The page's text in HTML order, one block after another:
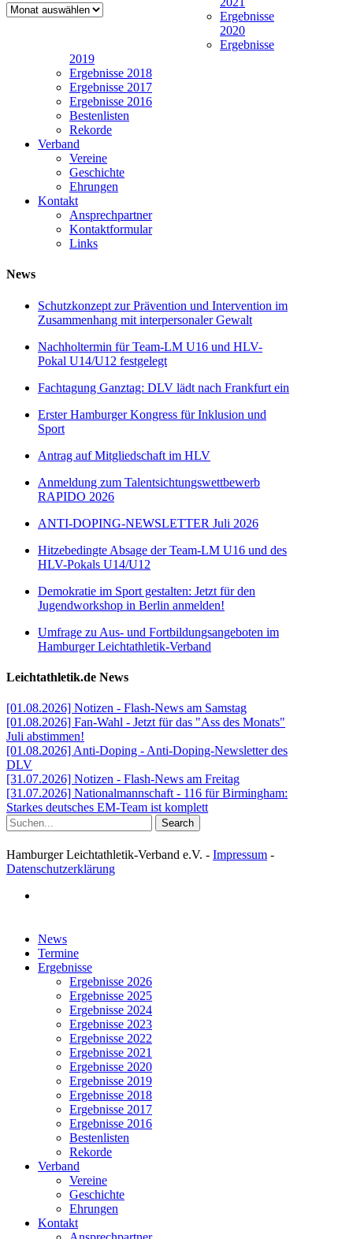
Newsarchiv
Ergebnisse
2020
Ergebnisse
2019
Ergebnisse 2018
Ergebnisse 2017
Ergebnisse 2016
Bestenlisten
Rekorde
Verband
Vereine
Geschichte
Ehrungen
Kontakt
Ansprechpartner
Kontaktformular
Links
News
Schutzkonzept zur Prävention und Intervention im
Zusammenhang mit interpersonaler Gewalt
Nachholtermin für Team-LM U16 und HLV-
Pokal U14/U12 festgelegt
Fachtagung Ganztag: DLV lädt nach Frankfurt ein
Erster Hamburger Kongress für Inklusion und
Sport
Antrag auf Mitgliedschaft im HLV
Anmeldung zum Talentsichtungswettbewerb
RAPIDO 2026
ANTI-DOPING-NEWSLETTER Juli 2026
Hitzebedingte Absage der Team-LM U16 und des
HLV-Pokals U14/U12
Demokratie im Sport gestalten: Jetzt für den
Jugendworkshop in Berlin anmelden!
Umfrage zu Aus- und Fortbildungsangeboten im
Hamburger Leichtathletik-Verband
Leichtathletik.de News
[01.08.2026] Notizen - Flash-News am Samstag
[01.08.2026] Fan-Wahl - Jetzt für das "Ass des Monats"
Juli abstimmen!
[01.08.2026] Anti-Doping - Anti-Doping-Newsletter des
DLV
[31.07.2026] Notizen - Flash-News am Freitag
[31.07.2026] Nationalmannschaft - 116 für Birmingham:
Starkes deutsches EM-Team ist komplett
Search
Hamburger Leichtathletik-Verband e.V. - Impressum -
Datenschutzerklärung
Close
Menu
News
Termine
Ergebnisse
Ergebnisse 2026
Ergebnisse 2025
Ergebnisse 2024
Ergebnisse 2023
Ergebnisse 2022
Ergebnisse 2021
Ergebnisse 2020
Ergebnisse 2019
Ergebnisse 2018
Ergebnisse 2017
Ergebnisse 2016
Bestenlisten
Rekorde
Verband
Vereine
Geschichte
Ehrungen
Kontakt